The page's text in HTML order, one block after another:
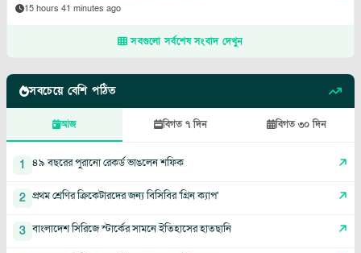
15 hours 41 minutes ago
সবগুলো সর্বশেষ সংবাদ দেখুন
সবচেয়ে বেশি পঠিত
আজ বিগত ৭ দিন বিগত ৩০ দিন
1 ৪৯ বছরের পুরানো রেকর্ড ভাঙলেন শফিক
2 প্রথম শ্রেণির ক্রিকেটারদের জন্য বিসিবির 'গ্রিন ক্যাপ'
3 বাংলাদেশ সিরিজে স্টার্কের সামনে ইতিহাসের হাতছানি